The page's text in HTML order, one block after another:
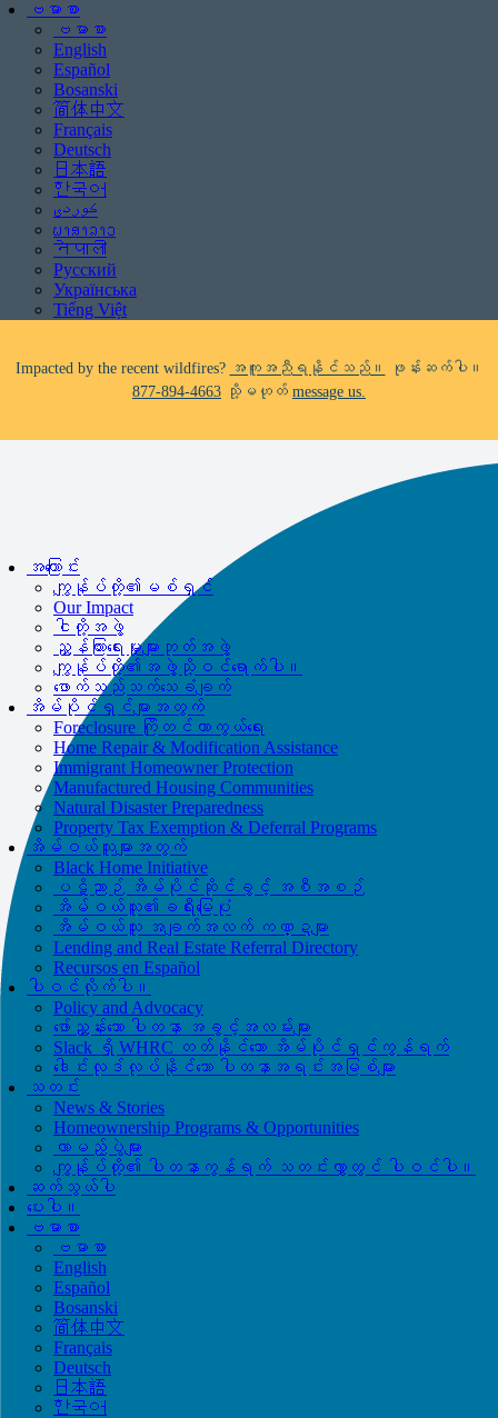
ဗမာစာ
ဗမာစာ
English
Español
Bosanski
简体中文
Français
Deutsch
日本語
한국어
ພາສາລາວ
नेपाली
Русский
Українська
Tiếng Việt
Be aware of scams: WHRC does not make unsolicited phone calls and will
If you receive a suspicious call claiming to be from WHRC, please contact
Impacted by the recent wildfires?
877-894-4663
Facing foreclosure?အကူအညီရနိုင်သည်။ ဖုန်းဆက်ပါ။877-894-
4663သို့မဟုတ်message us.
Be aware of scams: WHRC does not make unsolicited phone calls and will
If you receive a suspicious call claiming to be from WHRC, please contact
877-894-4663.
Impacted by the recent wildfires? အကူအညီရနိုင်သည်။
877-894-4663
အကြောင်း
ကျွန်ုပ်တို့၏မစ်ရှင်
Our Impact
ငါတို့အဖွဲ့
ညွှန်ကြားရေးမှုးများဘုတ်အဖွဲ့
ကျွန်ုပ်တို့၏အဖွဲ့သို့ဝင်ရောက်ပါ။
ဖောက်သည်သက်သေခံချက်
အိမ်ပိုင်ရှင်များအတွက်
Foreclosure ကြိုတင်ကာကွယ်ရေး
Home Repair & Modification Assistance
Immigrant Homeowner Protection
Manufactured Housing Communities
Natural Disaster Preparedness
Property Tax Exemption & Deferral Programs
အိမ်ဝယ်သူများအတွက်
Black Home Initiative
ပဋိညာဉ် အိမ်ပိုင်ဆိုင်ခွင့် အစီအစဉ်
အိမ်ဝယ်သူ၏ခရီးမြေပုံ
အိမ်ဝယ်သူ အချက်အလက် ကဏ္ဍများ
Lending and Real Estate Referral Directory
Recursos en Español
ပါဝင်လိုက်ပါ။
Policy and Advocacy
ဖော်ညွှန်းသော ပါတနာ အခွင့်အလမ်းများ
Slack ရှိ WHRC တတ်နိုင်သော အိမ်ပိုင်ရှင်ကွန်ရက်
ဒေါင်းလုဒ်လုပ်နိုင်သော ပါတနာအရင်းအမြစ်များ
သတင်း
News & Stories
Homeownership Programs & Opportunities
လာမည့်ပွဲများ
ကျွန်ုပ်တို့၏ ပါတနာကွန်ရက် သတင်းလွှာတွင် ပါဝင်ပါ။
ဆက်သွယ်ပါ
ပေးပါ။
ဗမာစာ
ဗမာစာ
English
Español
Bosanski
简体中文
Français
Deutsch
日本語
한국어